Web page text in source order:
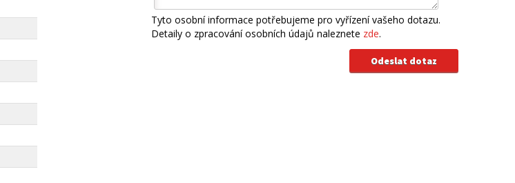
Tyto osobní informace potřebujeme pro vyřízení vašeho dotazu.
Detaily o zpracování osobních údajů naleznete zde.